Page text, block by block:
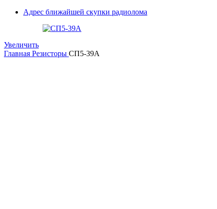
Адрес ближайшей скупки радиолома
Увеличить
Главная Резисторы СП5-39А